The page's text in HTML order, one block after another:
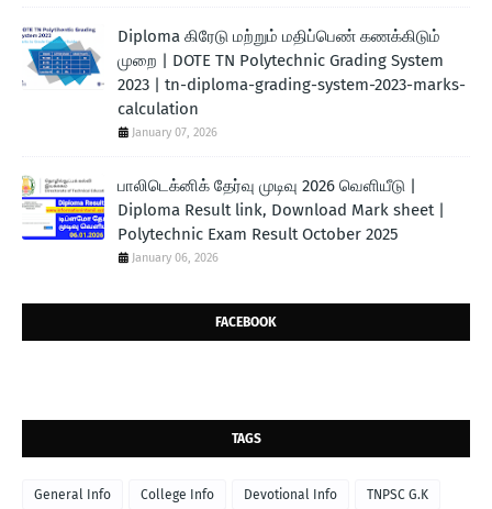
Diploma கிரேடு மற்றும் மதிப்பெண் கணக்கிடும்
முறை | DOTE TN Polytechnic Grading System
2023 | tn-diploma-grading-system-2023-marks-
calculation
January 07, 2026
பாலிடெக்னிக் தேர்வு முடிவு 2026 வெளியீடு |
Diploma Result link, Download Mark sheet |
Polytechnic Exam Result October 2025
January 06, 2026
FACEBOOK
TAGS
General Info College Info Devotional Info TNPSC G.K